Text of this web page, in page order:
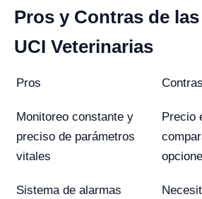
Pros y Contras de
UCI Veterinarias
Pros Contras
Monitoreo constante y
preciso de parámetros
vitales
Precio
Sistema de alarmas